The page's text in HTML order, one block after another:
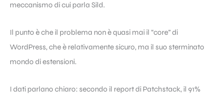
meccanismo di cui parla Sild.
Il punto è che il problema non è quasi mai il “core” di
WordPress, che è relativamente sicuro, ma il suo sterminato
mondo di estensioni.
I dati parlano chiaro: secondo il report di Patchstack, il 91%